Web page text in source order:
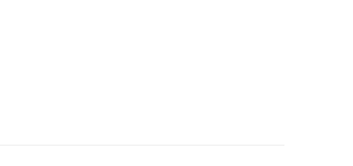
54x13 x42cm